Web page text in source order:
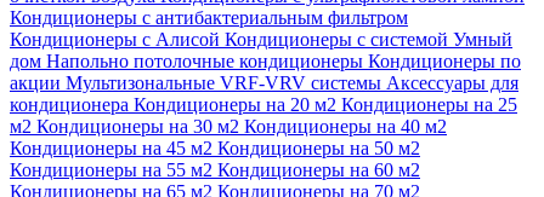
Кондиционеры с антибактериальным фильтром
Кондиционеры с Алисой Кондиционеры с системой Умный
дом Напольно потолочные кондиционеры Кондиционеры по
акции Мультизональные VRF-VRV системы Аксессуары для
кондиционера Кондиционеры на 20 м2 Кондиционеры на 25
м2 Кондиционеры на 30 м2 Кондиционеры на 40 м2
Кондиционеры на 45 м2 Кондиционеры на 50 м2
Кондиционеры на 55 м2 Кондиционеры на 60 м2
Кондиционеры на 65 м2 Кондиционеры на 70 м2